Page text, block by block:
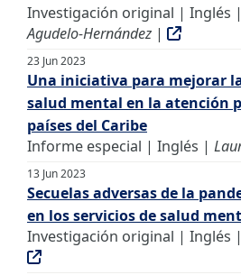
Investigación original | Inglés |
Agudelo-Hernández |
23 Jun 2023
Una iniciativa para mejorar
salud mental en la atención
países del Caribe
Informe especial | Inglés |
13 Jun 2023
Secuelas adversas de la
en los servicios de salud
Investigación original | Inglés |